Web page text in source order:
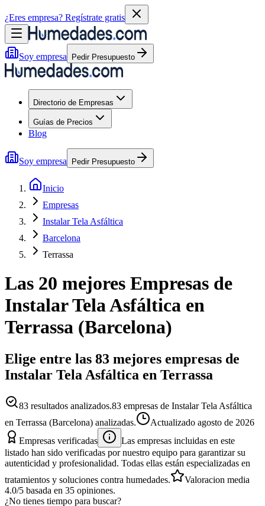
¿Eres empresa? Regístrate gratis
Soy empresa Pedir Presupuesto
Directorio de Empresas
Guías de Precios
Blog
Soy empresa Pedir Presupuesto
Inicio
Empresas
Instalar Tela Asfáltica
Barcelona
Terrassa
Las 20 mejores Empresas de
Instalar Tela Asfáltica en
Terrassa (Barcelona)
Elige entre las 83 mejores empresas de
Instalar Tela Asfáltica en Terrassa
83 resultados analizados.83 empresas de Instalar Tela Asfáltica
en Terrassa (Barcelona) analizadas.
Actualizado agosto de 2026
Empresas verificadas
Las empresas incluidas en este
listado han sido verificadas por nuestro equipo para garantizar su
autenticidad y profesionalidad. Todas ellas están especializadas en
tratamientos y soluciones contra humedades.
Valoracion media
4.0/5 basada en 35 opiniones.
¿No tienes tiempo para buscar?